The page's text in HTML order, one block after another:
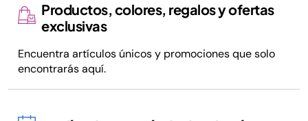
Productos, colores, regalos y ofertas
exclusivas
Encuentra artículos únicos y promociones que solo
encontrarás aquí.